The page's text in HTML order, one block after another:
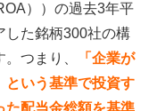
））の過去3年平
した銘柄300社の構
つまり、
「企業が
という基準で投資す
た配当金総額を基準